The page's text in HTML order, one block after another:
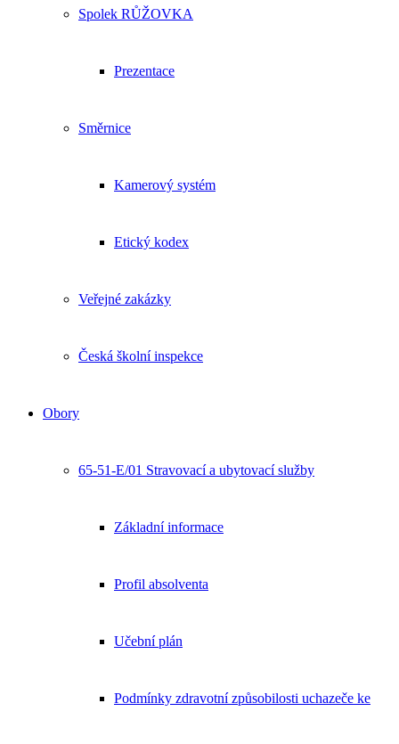
Spolek RŮŽOVKA
Prezentace
Směrnice
Kamerový systém
Etický kodex
Veřejné zakázky
Česká školní inspekce
Obory
65-51-E/01 Stravovací a ubytovací služby
Základní informace
Profil absolventa
Učební plán
Podmínky zdravotní způsobilosti uchazeče ke